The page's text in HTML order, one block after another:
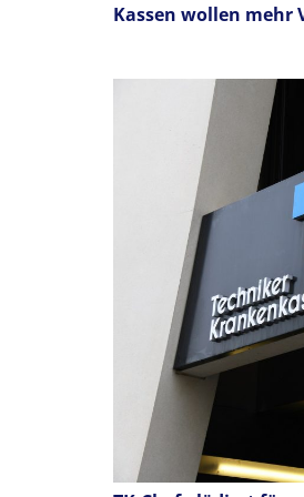
Kassen wollen mehr